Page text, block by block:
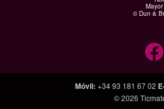
© Dun &
Móvil: +34 93 181 67 02
© 2026